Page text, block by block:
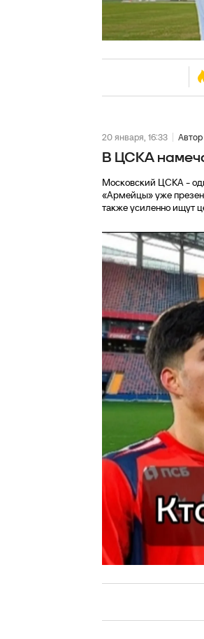
20 января, 16:33 Автор
В ЦСКА
Московский ЦСКА -
«Армейцы» уже
также усиленно ищут